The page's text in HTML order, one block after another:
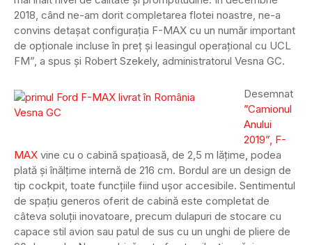
2018, când ne-am dorit completarea flotei noastre, ne-a
convins detașat configurația F-MAX cu un număr important
de opționale incluse în preț și leasingul operațional cu UCL
FM”, a spus și Robert Szekely, administratorul Vesna GC.
Desemnat
”Camionul
Anului
2019”, F-
MAX vine cu o cabină spațioasă, de 2,5 m lățime, podea
plată și înălțime internă de 216 cm. Bordul are un design de
tip cockpit, toate funcțiile fiind ușor accesibile. Sentimentul
de spațiu generos oferit de cabină este completat de
câteva soluții inovatoare, precum dulapuri de stocare cu
capace stil avion sau patul de sus cu un unghi de pliere de